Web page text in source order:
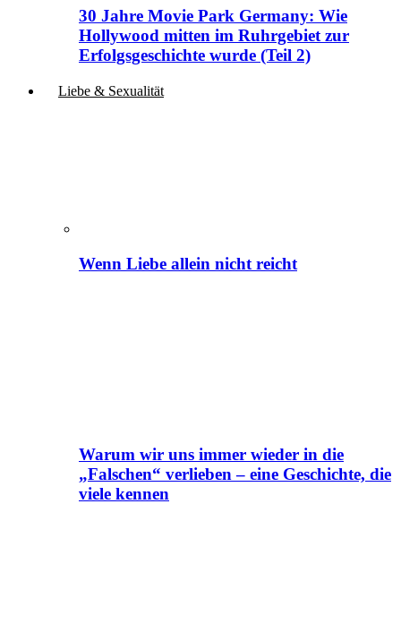
30 Jahre Movie Park Germany: Wie
Hollywood mitten im Ruhrgebiet zur
Erfolgsgeschichte wurde (Teil 2)
Liebe & Sexualität
Wenn Liebe allein nicht reicht
Warum wir uns immer wieder in die
„Falschen“ verlieben – eine Geschichte, die
viele kennen